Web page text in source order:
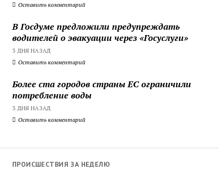
Оставить комментарий
В Госдуме предложили предупреждать
водителей о эвакуации через «Госуслуги»
3 ДНЯ НАЗАД
Оставить комментарий
Более ста городов страны ЕС ограничили
потребление воды
3 ДНЯ НАЗАД
Оставить комментарий
ПРОИСШЕСТВИЯ ЗА НЕДЕЛЮ